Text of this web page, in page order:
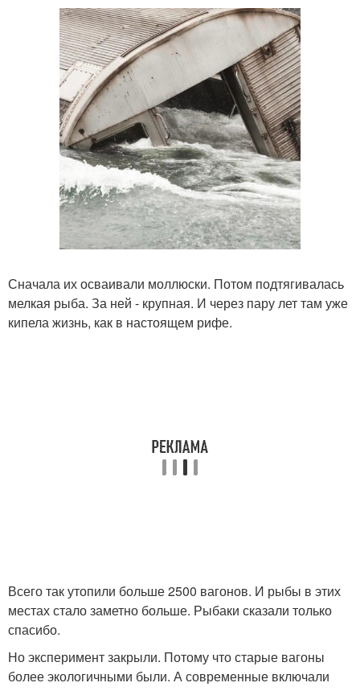
Сначала их осваивали моллюски. Потом подтягивалась
мелкая рыба. За ней - крупная. И через пару лет там уже
кипела жизнь, как в настоящем рифе.
Всего так утопили больше 2500 вагонов. И рыбы в этих
местах стало заметно больше. Рыбаки сказали только
спасибо.
Но эксперимент закрыли. Потому что старые вагоны
более экологичными были. А современные включали